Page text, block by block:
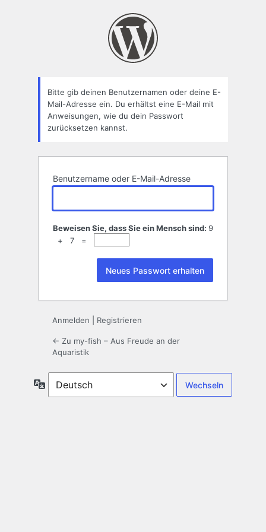
Bitte gib deinen Benutzernamen oder deine E-
Mail-Adresse ein. Du erhältst eine E-Mail mit
Anweisungen, wie du dein Passwort
zurücksetzen kannst.
Benutzername oder E-Mail-Adresse
Beweisen Sie, dass Sie ein Mensch sind: 9
+ 7 =
Anmelden Registrieren
← Zu my-fish – Aus Freude an der
Aquaristik
Sprache